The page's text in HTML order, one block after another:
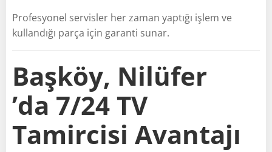
Profesyonel servisler her zaman yaptığı işlem ve
kullandığı parça için garanti sunar.
Başköy, Nilüfer
’da 7/24 TV
Tamircisi Avantajı